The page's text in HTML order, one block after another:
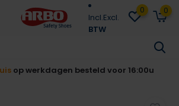
Incl.Excl.
BTW
0 0
Achteraf betalenKlarna & Riverty